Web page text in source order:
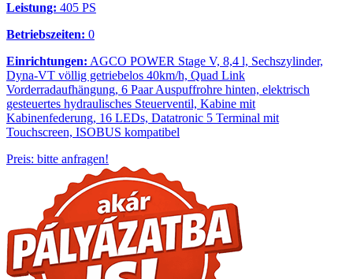
Leistung: 405 PS
Betriebszeiten: 0
Einrichtungen: AGCO POWER Stage V, 8,4 l, Sechszylinder,
Dyna-VT völlig getriebelos 40km/h, Quad Link
Vorderradaufhängung, 6 Paar Auspuffrohre hinten, elektrisch
gesteuertes hydraulisches Steuerventil, Kabine mit
Kabinenfederung, 16 LEDs, Datatronic 5 Terminal mit
Touchscreen, ISOBUS kompatibel
Preis: bitte anfragen!